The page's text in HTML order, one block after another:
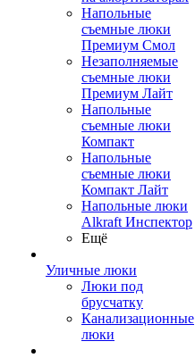
Напольные
съемные люки
Премиум Смол
Незаполняемые
съемные люки
Премиум Лайт
Напольные
съемные люки
Компакт
Напольные
съемные люки
Компакт Лайт
Напольные люки
Alkraft Инспектор
Ещё
Уличные люки
Люки под
брусчатку
Канализационные
люки